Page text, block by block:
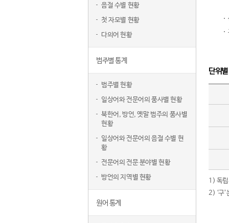
음절 수별 현황
첫 자모별 현황
다의어 현황
범주별 통계
범주별 현황
일상어와 전문어의 품사별 현황
북한어, 방언, 옛말 범주의 품사별
현황
일상어와 전문어의 음절 수별 현
황
전문어의 전문 분야별 현황
방언의 지역별 현황
원어 통계
단위
1) 독립
2) ‘구